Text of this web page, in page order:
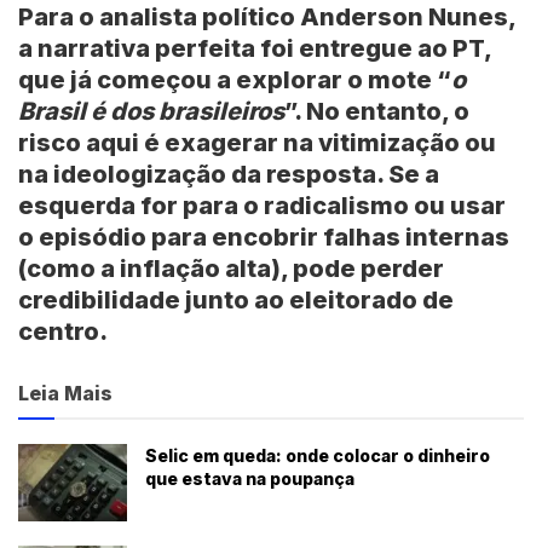
Para o analista político Anderson Nunes,
a narrativa perfeita foi entregue ao PT,
que já começou a explorar o mote “o
Brasil é dos brasileiros”. No entanto, o
risco aqui é exagerar na vitimização ou
na ideologização da resposta. Se a
esquerda for para o radicalismo ou usar
o episódio para encobrir falhas internas
(como a inflação alta), pode perder
credibilidade junto ao eleitorado de
centro.
Leia Mais
Selic em queda: onde colocar o dinheiro
que estava na poupança